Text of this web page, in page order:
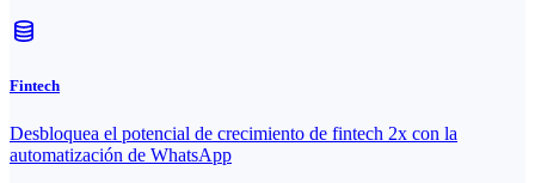
Fintech
Desbloquea el potencial de crecimiento de fintech 2x con la
automatización de WhatsApp